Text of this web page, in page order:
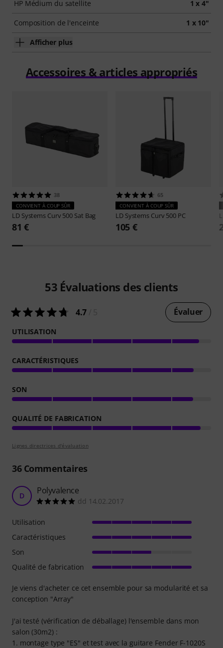
HP Médium du satellite 1 x 4"
Composition de l'enceinte 1 x 10"
Afficher plus
Accessoires & articles appropriés
38
CONVIENT À COUP SÛR
LD Systems Curv 500 Sat Bag
81 €
65
CONVIENT À COUP SÛR
LD Systems Curv 500 PC
105 €
53 Évaluations des clients
4.7 Évaluer
UTILISATION
CARACTÉRISTIQUES
SON
QUALITÉ DE FABRICATION
Lignes directrices d'évaluation
36Commentaires
D Polyvalence
dd 14.02.2017
Je viens d'acheter ce cet ensemble pour sa modularité et sa
conception "Array"
J'ai testé (vérification de déballage) l'ensemble dans mon
salon (30m2) :
1. montage type "ES" et test avec la guitare Fender F-1020S
Utilisation
Caractéristiques
Son
Qualité de fabrication